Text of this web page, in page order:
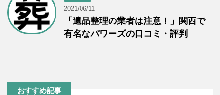
2021/06/11
「遺品整理の業者は注意！」関西で
有名なパワーズの口コミ・評判
おすすめ記事